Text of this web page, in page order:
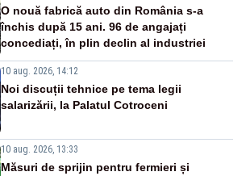
O nouă fabrică auto din România s-a
închis după 15 ani. 96 de angajați
concediați, în plin declin al industriei
10 aug. 2026, 14:12
Noi discuții tehnice pe tema legii
salarizării, la Palatul Cotroceni
10 aug. 2026, 13:33
Măsuri de sprijin pentru fermieri și